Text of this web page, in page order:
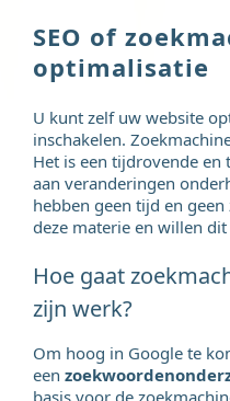
SEO of
optimalisatie
U kunt zelf uw website
inschakelen.
Het is een tijdrovende en
aan veranderingen
hebben geen tijd en
deze materie en willen
Hoe gaat
zijn werk?
Om hoog in Google te
een
basis voor de